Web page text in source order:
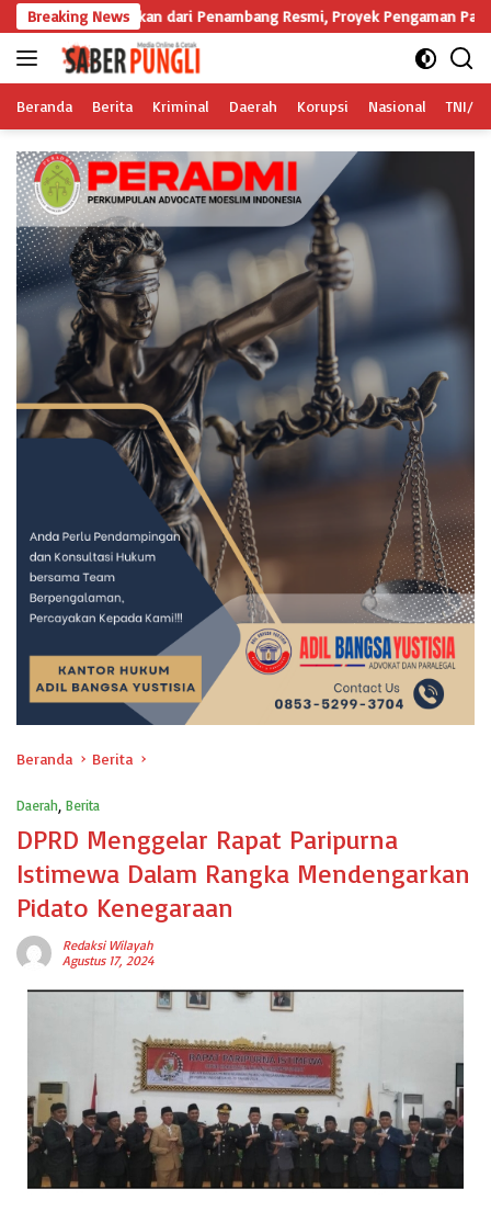
Langsung
ke
konten
Breaking News
dari Penambang Resmi, Proyek Pengaman Pantai Mandiri Sejati
Beranda Berita Kriminal Daerah Korupsi Nasional TNI/
Beranda Berita
Daerah Berita
DPRD Menggelar Rapat Paripurna
Istimewa Dalam Rangka Mendengarkan
Pidato Kenegaraan
Redaksi Wilayah
Agustus 17, 2024